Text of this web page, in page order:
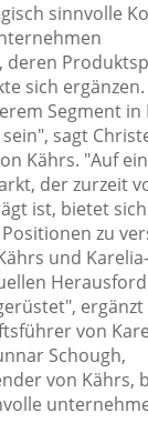
sinnvolle
deren
sich
Segment in
sagt
Kährs. "Auf
der zurzeit
ist, bietet
zu
und
von
Schough,
von Kährs,